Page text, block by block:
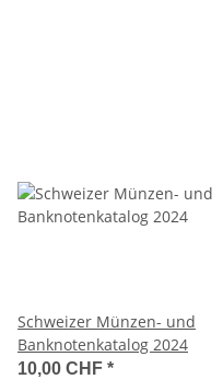
Schweizer Münzen- und
Banknotenkatalog 2024
10,00 CHF *